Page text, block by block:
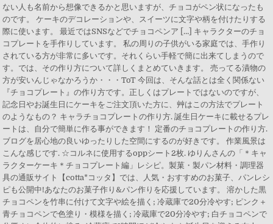
ない人も名前から想像できるかと思いますが、チョコがペン状になったも
のです。 ケーキのデコレーションや、スイーツに文字や柄を付けたりする
際に使います。 最近ではSNSなどでチョコペンア […] キャラクターのチョ
コプレートを手作りしています。 私の周りの子供がいる家庭では、手作り
されている方が非常に多いです。それくらい手軽で簡に出来てしまうので
す。では、その作り方について詳しくまとめていきます。 売ってる漬物の
方が安いんじゃなかろうか・・・ToT 今回は、そんな話とは全く関係ない
『チョコプレート』の作り方です。正しくはプレートではないのですが、
記念日やお誕生日にケーキをご注文頂いた方に、艸はこの方法でプレート
のようなもの？ キャラチョコプレートの作り方. 誕生日ケーキに載せるプレ
ートは、自分で簡単に作る事ができます！ 定番のチョコプレートの作り方.
ブログを居心地の良いゆったりした空間にするのが好きです。 作業風景は
こんな感じです. ☆コルネに使用するoppシート2枚. ゆりんさんの「＊キャ
ラクターケーキ＊チョコプレート編」レシピ。製菓・製パン材料・調理器
具の通販サイト【cotta*コッタ】では、人気・おすすめのお菓子、パンレシ
ピも公開中!あなたのお菓子作り&パン作りを応援しています。 溶かした黒
チョコペンを竹串に付けて文字や絵を描く; 冷蔵庫で20分冷やす; ピンク＋
青チョコペンで色塗り・模様を描く; 冷蔵庫で20分冷やす; 白チョコペンで